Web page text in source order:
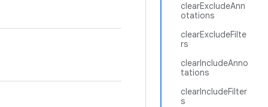
clearExcludeAnn
otations
clearExcludeFilte
rs
clearIncludeAnno
tations
clearIncludeFilter
s